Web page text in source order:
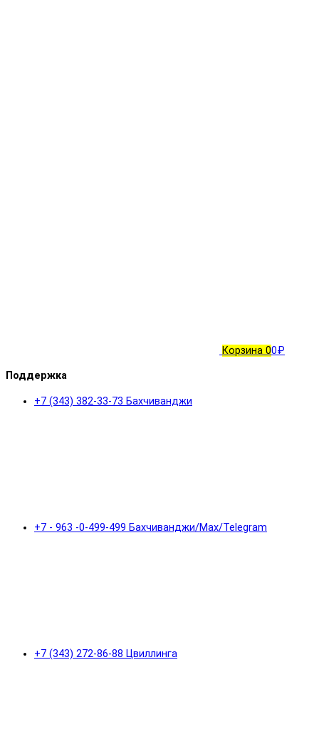
Корзина 00₽
Поддержка
+7 (343) 382-33-73 Бахчиванджи
+7 - 963 -0-499-499 Бахчиванджи/Max/Telegram
+7 (343) 272-86-88 Цвиллинга